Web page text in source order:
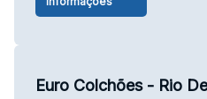
Euro Colchões - Rio